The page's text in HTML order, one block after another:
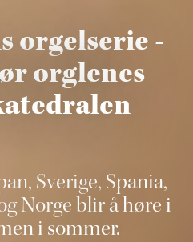
orgelserie -
orglenes
Sverige, Spania,
Norge blir å høre i
i sommer.